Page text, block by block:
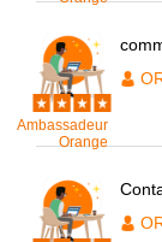
Ambassadeur
Orange